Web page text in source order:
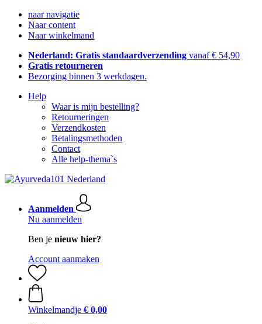
naar navigatie
Naar content
Naar winkelmand
Nederland: Gratis standaardverzending vanaf € 54,90
Gratis retourneren
Bezorging binnen 3 werkdagen.
Help
Waar is mijn bestelling?
Retourneringen
Verzendkosten
Betalingsmethoden
Contact
Alle help-thema`s
Aanmelden
Nu aanmelden
Ben je nieuw hier?
Account aanmaken
Winkelmandje € 0,00